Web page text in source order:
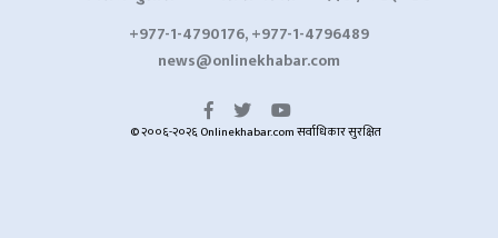
+977-1-4790176, +977-1-4796489
news@onlinekhabar.com
© २००६-२०२६ Onlinekhabar.com सर्वाधिकार सुरक्षित